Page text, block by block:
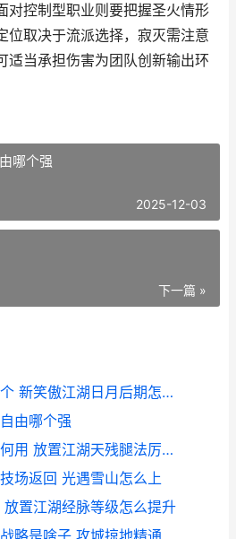
对控制型职业则要把握圣火情形
位取决于流派选择，寂灭需注意
适当承担伤害为团队创新输出环
哪个强
2025-12-03
下一篇 »
新笑傲江湖日月玩哪个 新笑傲江湖日月后期怎么培养
由哪个强
放置江湖天残腿法如何用 放置江湖天残腿法厉害吗
场返回 光遇雪山怎么上
置江湖经脉等级怎么提升